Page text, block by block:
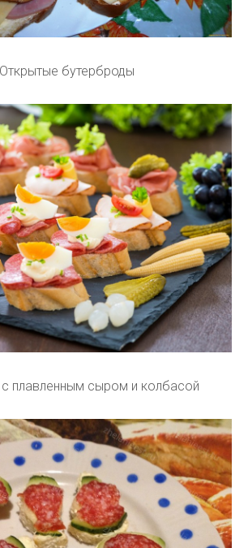
Открытые бутерброды
с плавленным сыром и колбасой